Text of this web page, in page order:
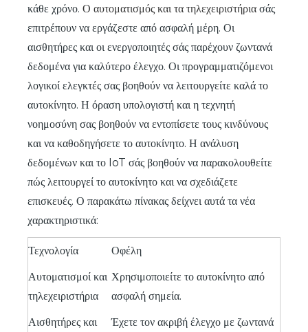
κάθε χρόνο. Ο αυτοματισμός και τα τηλεχειριστήρια σάς
επιτρέπουν να εργάζεστε από ασφαλή μέρη. Οι
αισθητήρες και οι ενεργοποιητές σάς παρέχουν ζωντανά
δεδομένα για καλύτερο έλεγχο. Οι προγραμματιζόμενοι
λογικοί ελεγκτές σας βοηθούν να λειτουργείτε καλά το
αυτοκίνητο. Η όραση υπολογιστή και η τεχνητή
νοημοσύνη σας βοηθούν να εντοπίσετε τους κινδύνους
και να καθοδηγήσετε το αυτοκίνητο. Η ανάλυση
δεδομένων και το IoT σάς βοηθούν να παρακολουθείτε
πώς λειτουργεί το αυτοκίνητο και να σχεδιάζετε
επισκευές. Ο παρακάτω πίνακας δείχνει αυτά τα νέα
χαρακτηριστικά:
Τεχνολογία
Οφέλη
Αυτοματισμοί και
τηλεχειριστήρια
Χρησιμοποιείτε το αυτοκίνητο από
ασφαλή σημεία.
Αισθητήρες και
Έχετε τον ακριβή έλεγχο με ζωντανά